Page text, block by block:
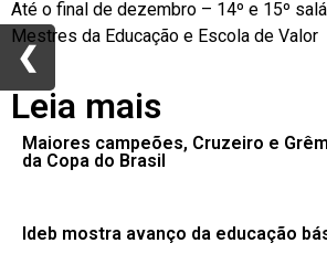
Até o final de dezembro – 14º e 15º
Mestres da Educação e Escola de Valor
Leia mais
Maiores campeões, Cruzeiro e
da Copa do Brasil
Ideb mostra avanço da educação
❮
❮